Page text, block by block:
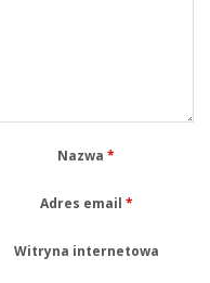
Nazwa*
Adres email *
Witryna internetowa